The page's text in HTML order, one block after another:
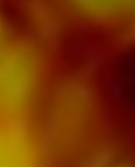
Apple, Amazon,
en todo el
ofrece un
a la vista en
La entrega
mundo está libre